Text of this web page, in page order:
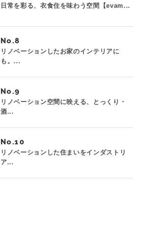
日常を彩る、衣食住を味わう空間【evam...
No.
リノベーションしたお家のインテリアに
も。...
No.
リノベーション空間に映える、とっくり・
酒...
No.
リノベーションした住まいをインダストリ
ア...